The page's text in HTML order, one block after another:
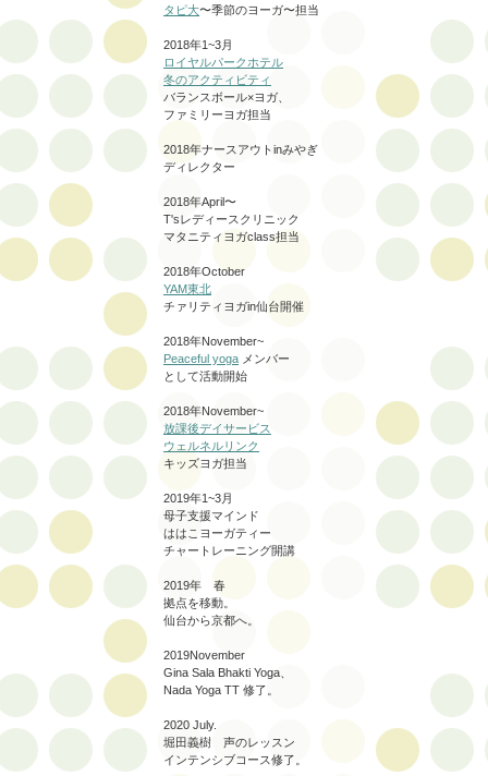
タピ大〜季節のヨーガ〜担当
2018年1~3月
ロイヤルパークホテル
冬のアクティビティ
バランスボール×ヨガ、
ファミリーヨガ担当
2018年ナースアウトinみやぎ
ディレクター
2018年April〜
T'sレディースクリニック
マタニティヨガclass担当
2018年October
YAM東北
チァリティヨガin仙台開催
2018年November~
Peaceful yoga メンバー
として活動開始
2018年November~
放課後デイサービス
ウェルネルリンク
キッズヨガ担当
2019年1~3月
母子支援マインド
ははこヨーガティー
チャートレーニング開講
2019年 春
拠点を移動。
仙台から京都へ。
2019November
Gina Sala Bhakti Yoga、
Nada Yoga TT 修了。
2020 July.
堀田義樹 声のレッスン
インテンシブコース修了。